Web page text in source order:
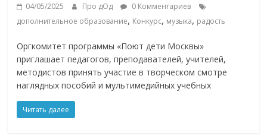
04/05/2025 Про дОд
0 Комментариев
дополнительное образование, Конкурс, музыка, радость
Оргкомитет программы «Поют дети Москвы»
приглашает педагогов, преподавателей, учителей,
методистов принять участие в творческом смотре
наглядных пособий и мультимедийных учебных
Читать далее